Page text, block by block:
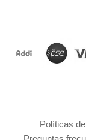
Políticas